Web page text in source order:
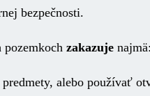
bezpečnosti.
zakazuje najmä:
alebo používať